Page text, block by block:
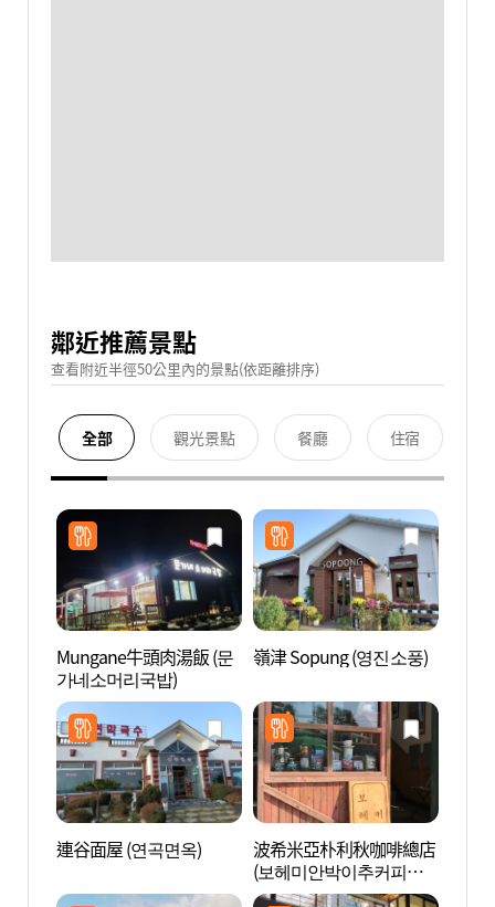
鄰近推薦景點
查看附近半徑50公里內的景點(依距離排序)
全部 觀光景點 餐廳 住宿
Mungane牛頭肉湯飯 (문
가네소머리국밥)
嶺津 Sopung (영진소풍)
連谷面屋 (연곡면옥)
波希米亞朴利秋咖啡總店
(보헤미안박이추커피본
점)